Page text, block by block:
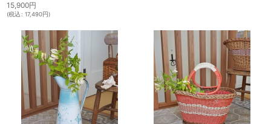
15,900円
(税込: 17,490円)